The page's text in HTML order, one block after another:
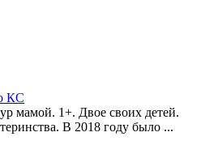
КС
мамой. 1+. Двое своих детей.
В 2018 году было ...